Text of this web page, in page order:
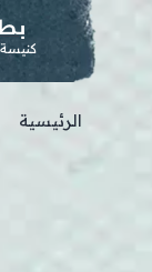
الرئيسية